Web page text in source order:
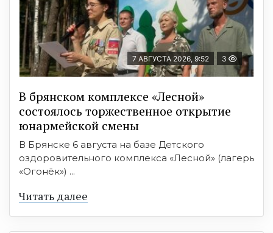
7 АВГУСТА 2026, 9:52 3
В брянском комплексе «Лесной»
состоялось торжественное открытие
юнармейской смены
В Брянске 6 августа на базе Детского
оздоровительного комплекса «Лесной» (лагерь
«Огонёк») ...
Читать далее